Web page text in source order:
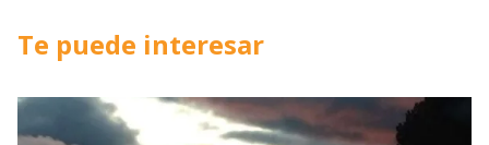
Te puede interesar